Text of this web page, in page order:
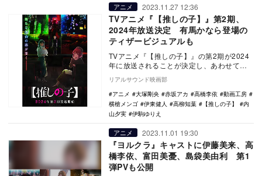
アニメ 2023.11.27 12:36
TVアニメ『【推しの子】』第2期、
2024年放送決定 有馬かなら登場の
ティザービジュアルも
TVアニメ『【推しの子】』の第2期が2024
年に放送されることが決定し、あわせて第2
期ティザービジュアルが公開された。 集
英…
リアルサウンド映画部
アニメ
大塚剛央 赤坂アカ 高橋李依
動画工房
横槍メンゴ
伊東健人 高柳知葉 【推しの子】
内
山夕実
伊駒ゆりえ
アニメ 2023.11.01 19:30
『ヨルクラ』キャストに伊藤美来、高
橋李依、富田美憂、島袋美由利 第1
弾PVも公開